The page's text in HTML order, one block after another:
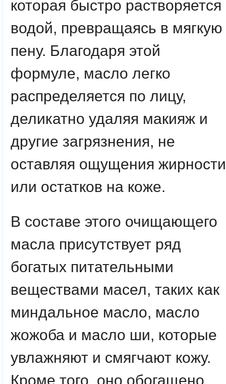
которая быстро растворяется
водой, превращаясь в мягкую
пену. Благодаря этой
формуле, масло легко
распределяется по лицу,
деликатно удаляя макияж и
другие загрязнения, не
оставляя ощущения жирности
или остатков на коже.
В составе этого очищающего
масла присутствует ряд
богатых питательными
веществами масел, таких как
миндальное масло, масло
жожоба и масло ши, которые
увлажняют и смягчают кожу.
Кроме того, оно обогащено